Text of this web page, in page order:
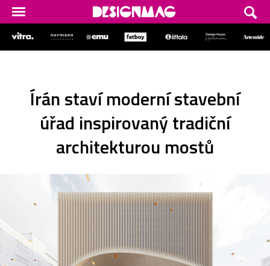
Írán staví moderní stavební
úřad inspirovaný tradiční
architekturou mostů